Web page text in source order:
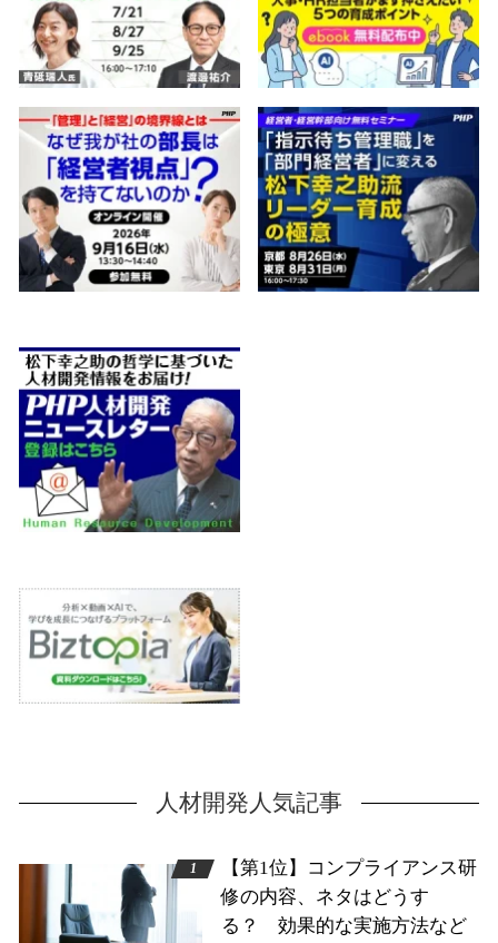
人材開発人気記事
【第1位】コンプライアンス研
修の内容、ネタはどうす
る？ 効果的な実施方法など